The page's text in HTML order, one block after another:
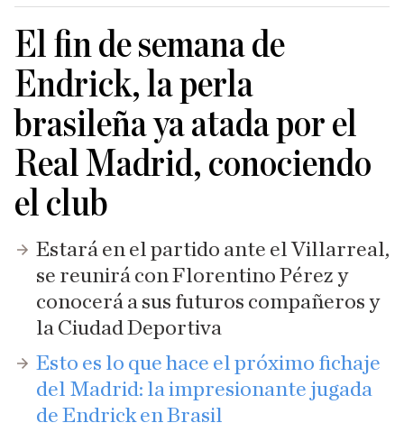
El fin de semana de
Endrick, la perla
brasileña ya atada por el
Real Madrid, conociendo
el club
Estará en el partido ante el Villarreal,
se reunirá con Florentino Pérez y
conocerá a sus futuros compañeros y
la Ciudad Deportiva
Esto es lo que hace el próximo fichaje
del Madrid: la impresionante jugada
de Endrick en Brasil